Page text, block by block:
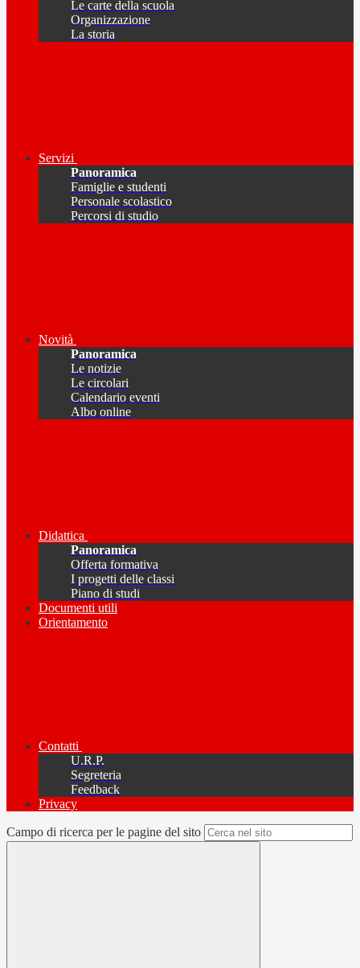
Le carte della scuola
Organizzazione
La storia
Servizi
Panoramica
Famiglie e studenti
Personale scolastico
Percorsi di studio
Novità
Panoramica
Le notizie
Le circolari
Calendario eventi
Albo online
Didattica
Panoramica
Offerta formativa
I progetti delle classi
Piano di studi
Documenti utili
Orientamento
Contatti
U.R.P.
Segreteria
Feedback
Privacy
Campo di ricerca per le pagine del sito